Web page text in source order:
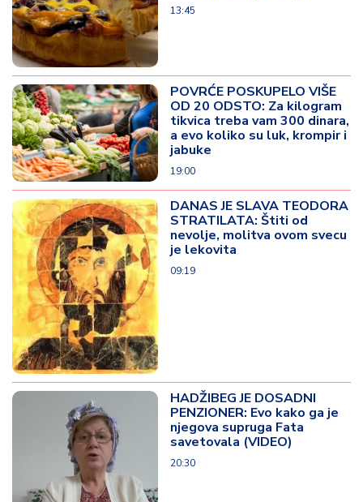
13:45
POVRĆE POSKUPELO VIŠE
OD 20 ODSTO: Za kilogram
tikvica treba vam 300 dinara,
a evo koliko su luk, krompir i
jabuke
19:00
DANAS JE SLAVA TEODORA
STRATILATA: Štiti od
nevolje, molitva ovom svecu
je lekovita
09:19
HADŽIBEG JE DOSADNI
PENZIONER: Evo kako ga je
njegova supruga Fata
savetovala (VIDEO)
20:30